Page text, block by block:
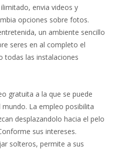
envia videos y
opciones sobre fotos.
un ambiente sencillo
seres en al completo el
todas las instalaciones
gratuita a la que se puede
mundo. La empleo posibilita
desplazandolo hacia el pelo
sus intereses.
solteros, permite a sus